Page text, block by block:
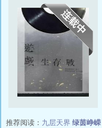
推荐阅读： 九层天界 绿茵峥嵘